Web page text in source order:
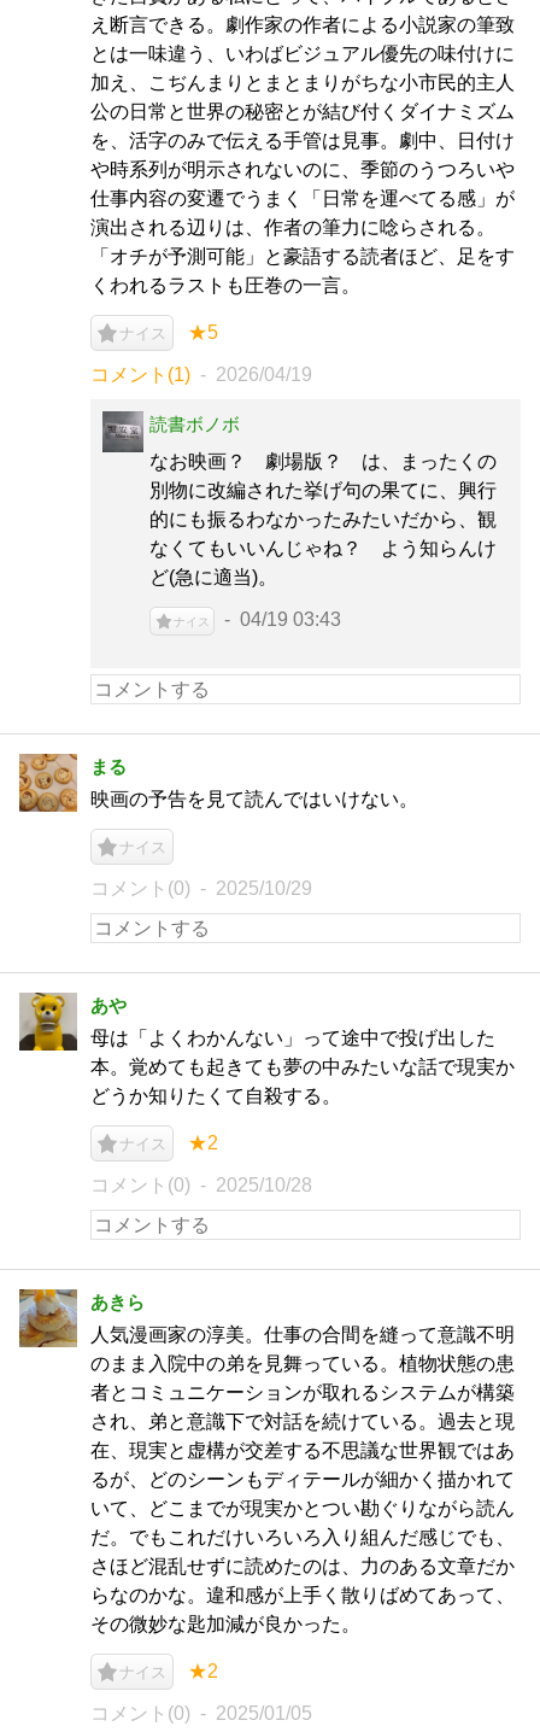
え断言できる。劇作家の作者による小説家の筆致
とは一味違う、いわばビジュアル優先の味付けに
加え、こぢんまりとまとまりがちな小市民的主人
公の日常と世界の秘密とが結び付くダイナミズム
を、活字のみで伝える手管は見事。劇中、日付け
や時系列が明示されないのに、季節のうつろいや
仕事内容の変遷でうまく「日常を運べてる感」が
演出される辺りは、作者の筆力に唸らされる。
「オチが予測可能」と豪語する読者ほど、足をす
くわれるラストも圧巻の一言。
ナイス ★5
コメント(1) 2026/04/19
読書ボノボ
なお映画？ 劇場版？ は、まったくの
別物に改編された挙げ句の果てに、興行
的にも振るわなかったみたいだから、観
なくてもいいんじゃね？ よう知らんけ
ど(急に適当)。
ナイス 04/19 03:43
まる
映画の予告を見て読んではいけない。
ナイス
コメント(0) 2025/10/29
あや
母は「よくわかんない」って途中で投げ出した
本。覚めても起きても夢の中みたいな話で現実か
どうか知りたくて自殺する。
ナイス ★2
コメント(0) 2025/10/28
あきら
人気漫画家の淳美。仕事の合間を縫って意識不明
のまま入院中の弟を見舞っている。植物状態の患
者とコミュニケーションが取れるシステムが構築
され、弟と意識下で対話を続けている。過去と現
在、現実と虚構が交差する不思議な世界観ではあ
るが、どのシーンもディテールが細かく描かれて
いて、どこまでが現実かとつい勘ぐりながら読ん
だ。でもこれだけいろいろ入り組んだ感じでも、
さほど混乱せずに読めたのは、力のある文章だか
らなのかな。違和感が上手く散りばめてあって、
その微妙な匙加減が良かった。
ナイス ★2
コメント(0) 2025/01/05